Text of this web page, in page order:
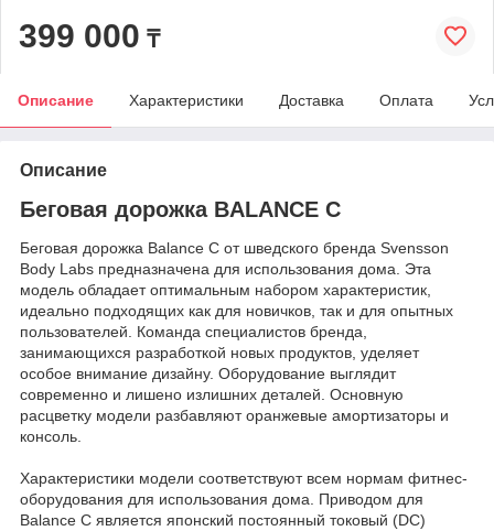
399 000 ₸
Описание Характеристики Доставка Оплата
Описание
Беговая дорожка BALANCE C
Беговая дорожка Balance C от шведского бренда Svensson
Body Labs предназначена для использования дома. Эта
модель обладает оптимальным набором характеристик,
идеально подходящих как для новичков, так и для опытных
пользователей. Команда специалистов бренда,
занимающихся разработкой новых продуктов, уделяет
особое внимание дизайну. Оборудование выглядит
современно и лишено излишних деталей. Основную
расцветку модели разбавляют оранжевые амортизаторы и
консоль.
Характеристики модели соответствуют всем нормам фитнес-
оборудования для использования дома. Приводом для
Balance C является японский постоянный токовый (DC)